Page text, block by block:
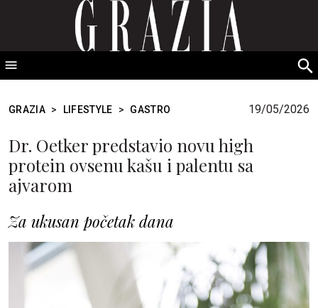
GRAZIA Srbija
GRAZIA > LIFESTYLE > GASTRO 19/05/2026
Dr. Oetker predstavio novu high
protein ovsenu kašu i palentu sa
ajvarom
Za ukusan početak dana